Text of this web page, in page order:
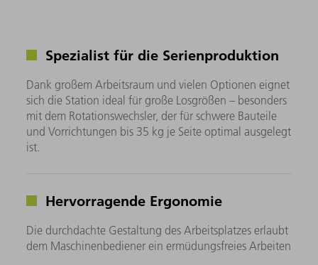
Spezialist für die Serienproduktion
Dank großem Arbeitsraum und vielen Optionen eignet
sich die Station ideal für große Losgrößen – besonders
mit dem Rotationswechsler, der für schwere Bauteile
und Vorrichtungen bis 35 kg je Seite optimal ausgelegt
ist.
Hervorragende Ergonomie
Die durchdachte Gestaltung des Arbeitsplatzes erlaubt
dem Maschinenbediener ein ermüdungsfreies Arbeiten